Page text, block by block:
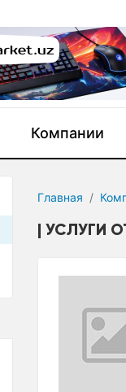
Компании
Главная
УСЛУГИ